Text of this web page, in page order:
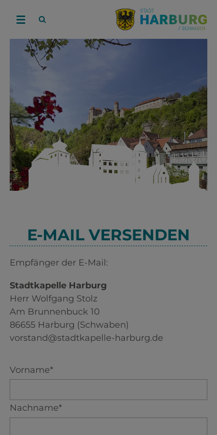
E-MAIL VERSENDEN
Empfänger der E-Mail:
Stadtkapelle Harburg
Herr Wolfgang Stolz
Am Brunnenbuck 10
86655 Harburg (Schwaben)
vorstand@stadtkapelle-harburg.de
Vorname*
Nachname*